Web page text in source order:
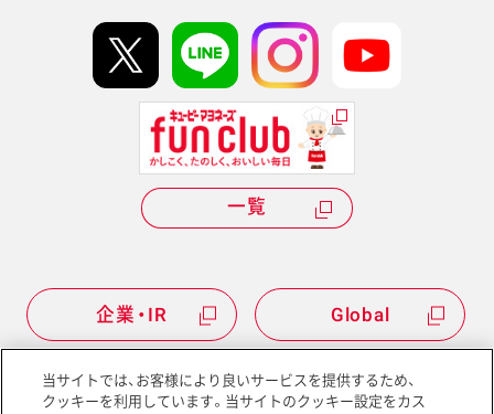
企業・IR Global
Hi! kewpieについて
Qummyについて
一覧
当サイトでは、お客様により良いサービスを提供するため、
クッキーを利用しています。当サイトのクッキー設定をカス